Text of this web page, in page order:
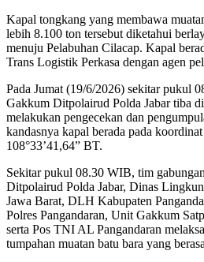
Kapal tongkang yang membawa
lebih 8.100 ton tersebut diketahui
menuju Pelabuhan Cilacap. Kapal
Trans Logistik Perkasa dengan agen
Pada Jumat (19/6/2026) sekitar pukul
Gakkum Ditpolairud Polda Jabar tiba
melakukan pengecekan dan
kandasnya kapal berada pada
108°33’41,64” BT.
Sekitar pukul 08.30 WIB, tim
Ditpolairud Polda Jabar, Dinas
Jawa Barat, DLH Kabupaten
Polres Pangandaran, Unit Gakkum
serta Pos TNI AL Pangandaran
tumpahan muatan batu bara yang